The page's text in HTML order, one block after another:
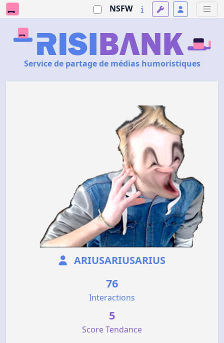
NSFW
Service de partage de médias humoristiques
ARIUSARIUSARIUS
76
Interactions
5
Score Tendance